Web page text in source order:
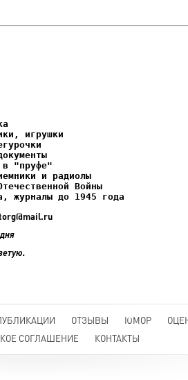
журналы до 1945 года
ОТЗЫВЫ ЮМОР
СОГЛАШЕНИЕ
КОНТАКТЫ